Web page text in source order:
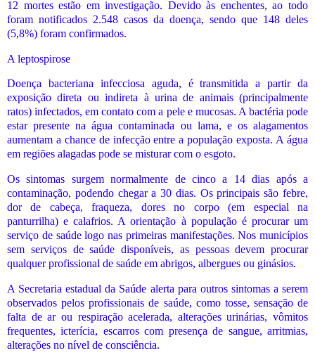
12 mortes estão em investigação. Devido às enchentes, ao todo
foram notificados 2.548 casos da doença, sendo que 148 deles
(5,8%) foram confirmados.
A leptospirose
Doença bacteriana infecciosa aguda, é transmitida a partir da
exposição direta ou indireta à urina de animais (principalmente
ratos) infectados, em contato com a pele e mucosas. A bactéria pode
estar presente na água contaminada ou lama, e os alagamentos
aumentam a chance de infecção entre a população exposta. A água
em regiões alagadas pode se misturar com o esgoto.
Os sintomas surgem normalmente de cinco a 14 dias após a
contaminação, podendo chegar a 30 dias. Os principais são febre,
dor de cabeça, fraqueza, dores no corpo (em especial na
panturrilha) e calafrios. A orientação à população é procurar um
serviço de saúde logo nas primeiras manifestações. Nos municípios
sem serviços de saúde disponíveis, as pessoas devem procurar
qualquer profissional de saúde em abrigos, albergues ou ginásios.
A Secretaria estadual da Saúde alerta para outros sintomas a serem
observados pelos profissionais de saúde, como tosse, sensação de
falta de ar ou respiração acelerada, alterações urinárias, vômitos
frequentes, icterícia, escarros com presença de sangue, arritmias,
alterações no nível de consciência.